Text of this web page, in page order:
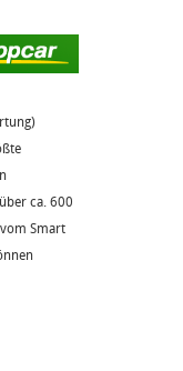
ca. 600
Smart